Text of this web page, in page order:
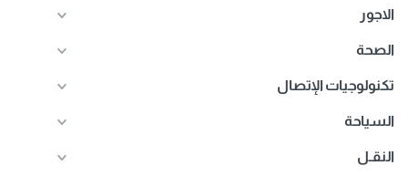
الاجور
الصحة
تكنولوجيات الإتصال
السياحة
النقـل